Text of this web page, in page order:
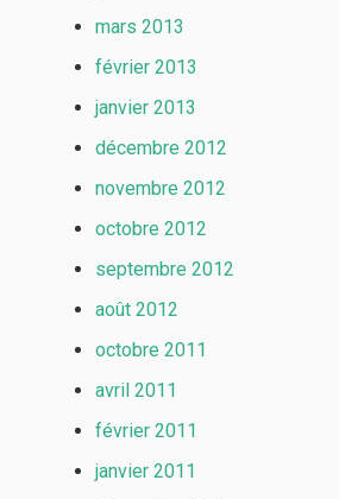
mars 2013
février 2013
janvier 2013
décembre 2012
novembre 2012
octobre 2012
septembre 2012
août 2012
octobre 2011
avril 2011
février 2011
janvier 2011